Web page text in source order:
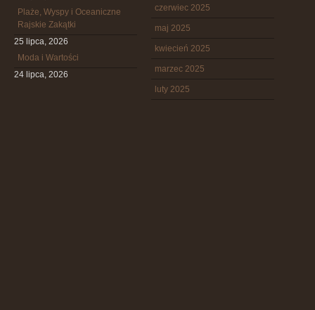
Plaże, Wyspy i Oceaniczne
Rajskie Zakątki
25 lipca, 2026
Moda i Wartości
24 lipca, 2026
czerwiec 2025
maj 2025
kwiecień 2025
marzec 2025
luty 2025